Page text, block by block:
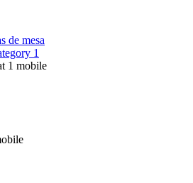
de mesa